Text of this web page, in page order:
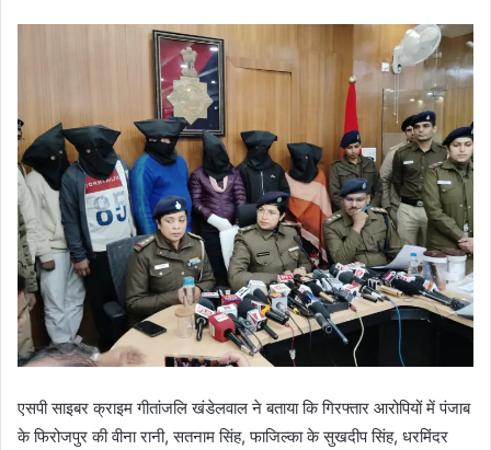
एसपी साइबर क्राइम गीतांजलि खंडेलवाल ने बताया कि गिरफ्तार आरोपियों में पंजाब
के फिरोजपुर की वीना रानी, सतनाम सिंह, फाजिल्का के सुखदीप सिंह, धरमिंदर